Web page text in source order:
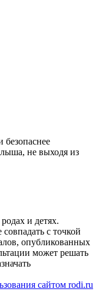
безопаснее
не выходя из
и детях.
с точкой
опубликованных
может решать
сайтом rodi.ru